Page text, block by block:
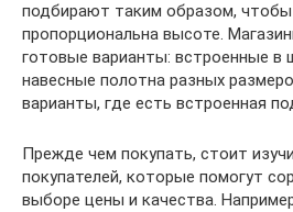
подбирают таким образом,
пропорциональна высоте.
готовые варианты: встроенные в
навесные полотна разных
варианты, где есть встроенная
Прежде чем покупать, стоит
покупателей, которые помогут
выборе цены и качества.